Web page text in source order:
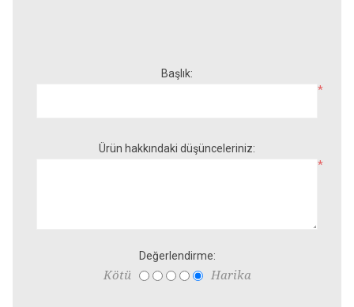
Başlık:
*
Ürün hakkındaki düşünceleriniz:
*
Değerlendirme:
Kötü Harika